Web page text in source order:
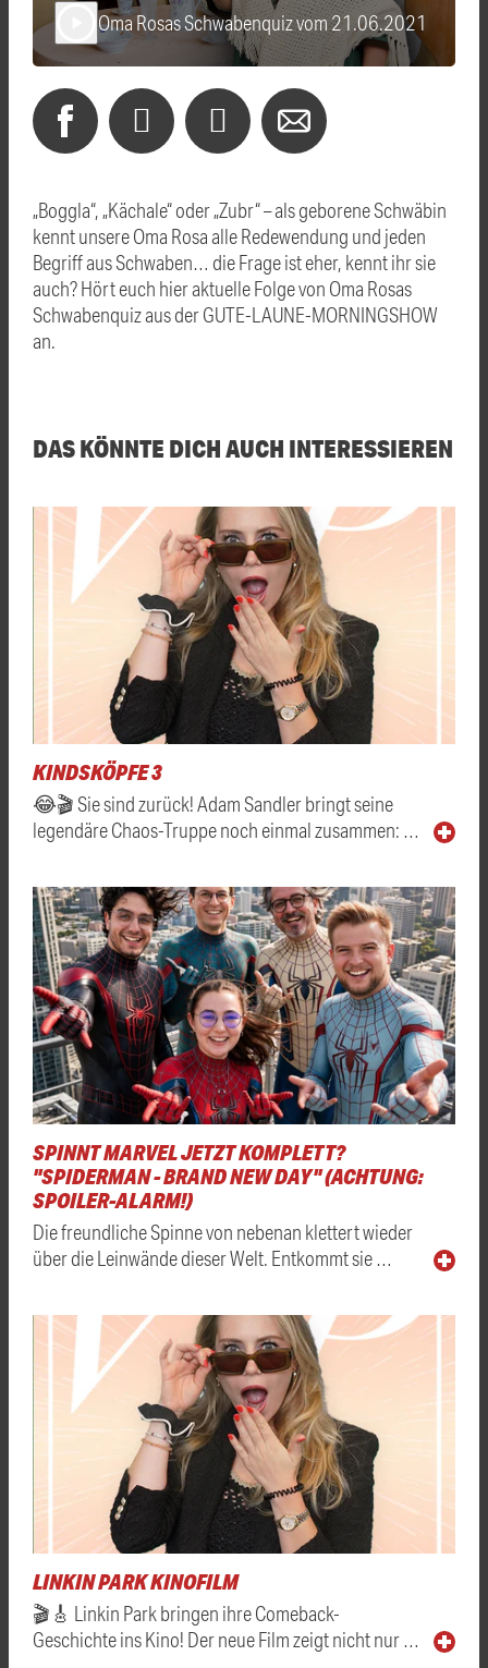
Oma Rosas Schwabenquiz vom 21.06.2021
„Boggla“, „Kächale“ oder „Zubr“ – als geborene Schwäbin
kennt unsere Oma Rosa alle Redewendung und jeden
Begriff aus Schwaben… die Frage ist eher, kennt ihr sie
auch? Hört euch hier aktuelle Folge von Oma Rosas
Schwabenquiz aus der GUTE-LAUNE-MORNINGSHOW
an.
DAS KÖNNTE DICH AUCH INTERESSIEREN
KINDSKÖPFE 3
😂🎬 Sie sind zurück! Adam Sandler bringt seine
legendäre Chaos-Truppe noch einmal zusammen: …
SPINNT MARVEL JETZT KOMPLETT?
"SPIDERMAN - BRAND NEW DAY" (ACHTUNG:
SPOILER-ALARM!)
Die freundliche Spinne von nebenan klettert wieder
über die Leinwände dieser Welt. Entkommt sie …
LINKIN PARK KINOFILM
🎬🎸 Linkin Park bringen ihre Comeback-
Geschichte ins Kino! Der neue Film zeigt nicht nur …